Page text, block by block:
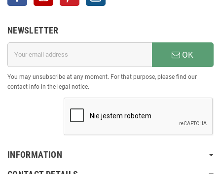
NEWSLETTER
OK
You may unsubscribe at any moment. For that purpose, please find our
contact info in the legal notice.
INFORMATION